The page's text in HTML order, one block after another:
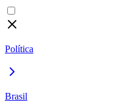
Política
Brasil